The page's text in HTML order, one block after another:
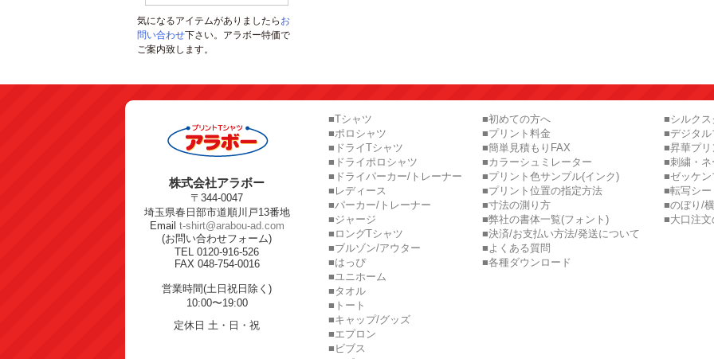
気になるアイテムがありましたら お
問い合わせ下さい。アラボー特価で
ご案内致します。
株式会社アラボー
〒344-0047
埼玉県春日部市道順川戸13番地
Email t-shirt@arabou-ad.com
(お問い合わせフォーム)
TEL 0120-916-526
FAX 048-754-0016
営業時間(土日祝日除く)
10:00〜19:00
定休日 土・日・祝
■Tシャツ
■ポロシャツ
■ドライTシャツ
■ドライポロシャツ
■ドライパーカー/トレーナー
■レディース
■パーカー/トレーナー
■ジャージ
■ロングTシャツ
■ブルゾン/アウター
■はっぴ
■ユニホーム
■タオル
■トート
■キャップ/グッズ
■エプロン
■ビブス
■初めての方へ
■プリント料金
■簡単見積もりFAX
■カラーシュミレーター
■プリント色サンプル(インク)
■プリント位置の指定方法
■寸法の測り方
■弊社の書体一覧(フォント)
■決済/お支払い方法/発送について
■よくある質問
■各種ダウンロード
■シルクス
■デジタル
■昇華プリ
■刺繍・ネ
■ゼッケン
■転写シー
■のぼり/
■大口注文